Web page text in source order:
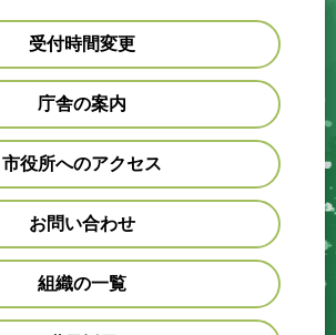
受付時間変更
庁舎の案内
市役所へのアクセス
お問い合わせ
組織の一覧